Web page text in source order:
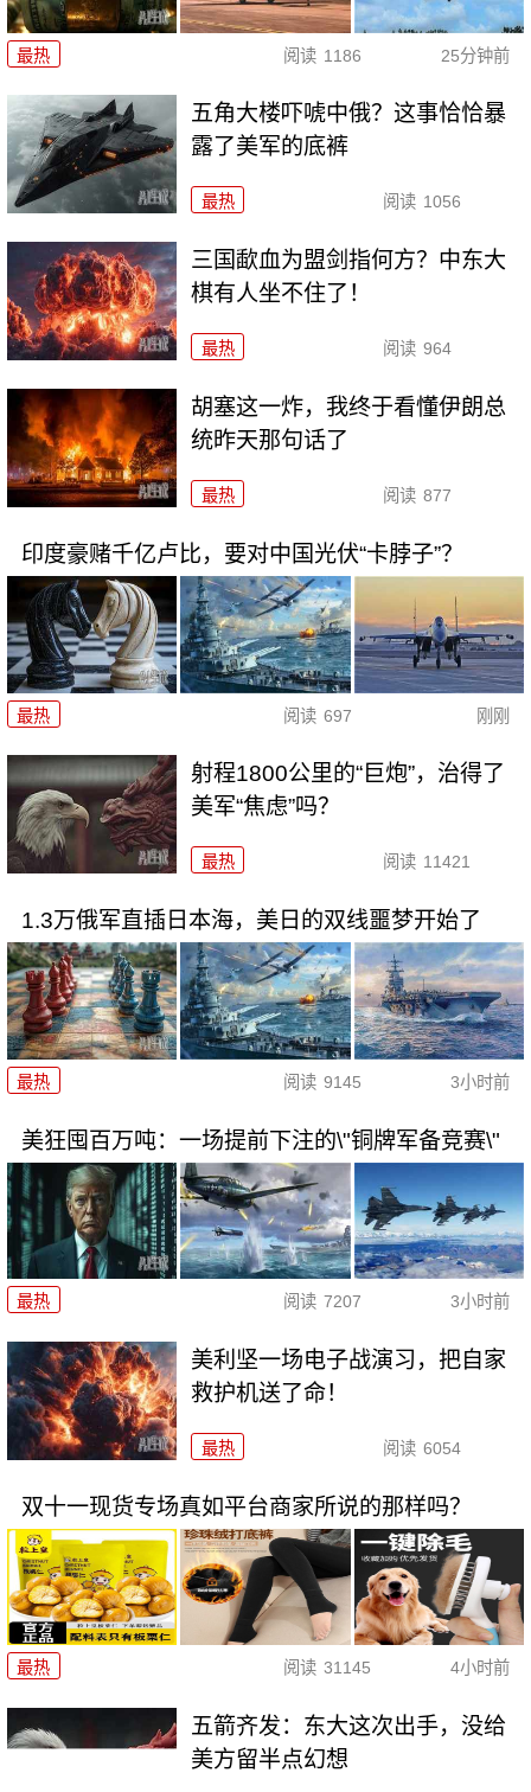
最热 阅读 1186 25分钟前
五角大楼吓唬中俄？这事恰恰暴
露了美军的底裤
最热 阅读 1056
三国歃血为盟剑指何方？中东大
棋有人坐不住了！
最热 阅读 964
胡塞这一炸，我终于看懂伊朗总
统昨天那句话了
最热 阅读 877
印度豪赌千亿卢比，要对中国光伏“卡脖子”？
最热 阅读 697 刚刚
射程1800公里的“巨炮”，治得了
美军“焦虑”吗？
最热 阅读 11421
1.3万俄军直插日本海，美日的双线噩梦开始了
最热 阅读 9145 3小时前
美狂囤百万吨：一场提前下注的\"铜牌军备竞赛\"
最热 阅读 7207 3小时前
美利坚一场电子战演习，把自家
救护机送了命！
最热 阅读 6054
双十一现货专场真如平台商家所说的那样吗？
最热 阅读 31145 4小时前
五箭齐发：东大这次出手，没给
美方留半点幻想